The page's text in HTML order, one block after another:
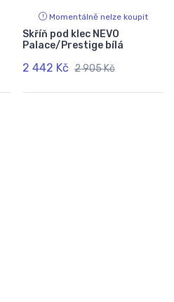
Momentálně nelze koupit
Skříň pod klec NEVO
Palace/Prestige bílá
2 442 Kč 2 905 Kč